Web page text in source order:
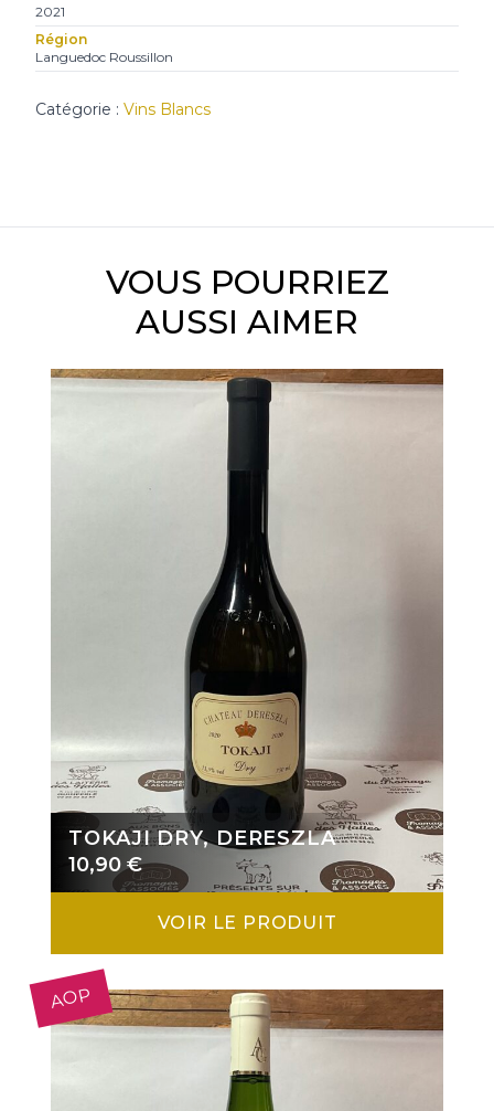
2021
Région
Languedoc Roussillon
Catégorie : Vins Blancs
VOUS POURRIEZ
AUSSI AIMER
TOKAJI DRY, DERESZLA
10,90€
VOIR LE PRODUIT
AOP